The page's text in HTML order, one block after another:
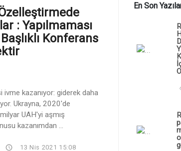
: Yapılmaması
Konferans
kazanıyor: giderek daha
Ukrayna, 2020'de
UAH'yi aşmış
kazanımdan ...
13 Nis 2021 15:08
En Son